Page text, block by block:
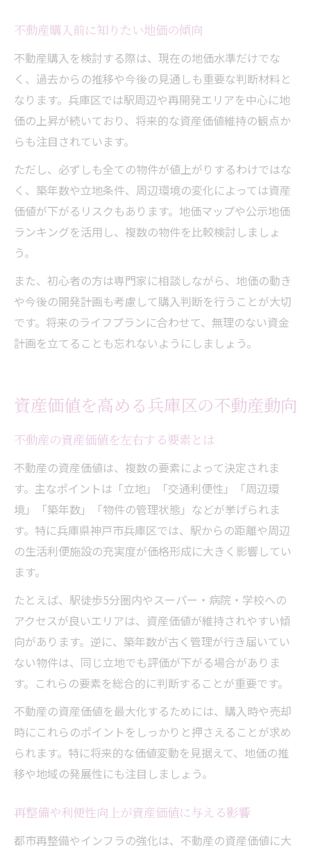
不動産購入前に知りたい地価の傾向
不動産購入を検討する際は、現在の地価水準だけでな
く、過去からの推移や今後の見通しも重要な判断材料と
なります。兵庫区では駅周辺や再開発エリアを中心に地
価の上昇が続いており、将来的な資産価値維持の観点か
らも注目されています。
ただし、必ずしも全ての物件が値上がりするわけではな
く、築年数や立地条件、周辺環境の変化によっては資産
価値が下がるリスクもあります。地価マップや公示地価
ランキングを活用し、複数の物件を比較検討しましょ
う。
また、初心者の方は専門家に相談しながら、地価の動き
や今後の開発計画も考慮して購入判断を行うことが大切
です。将来のライフプランに合わせて、無理のない資金
計画を立てることも忘れないようにしましょう。
資産価値を高める兵庫区の不動産動向
不動産の資産価値を左右する要素とは
不動産の資産価値は、複数の要素によって決定されま
す。主なポイントは「立地」「交通利便性」「周辺環
境」「築年数」「物件の管理状態」などが挙げられま
す。特に兵庫県神戸市兵庫区では、駅からの距離や周辺
の生活利便施設の充実度が価格形成に大きく影響してい
ます。
たとえば、駅徒歩5分圏内やスーパー・病院・学校への
アクセスが良いエリアは、資産価値が維持されやすい傾
向があります。逆に、築年数が古く管理が行き届いてい
ない物件は、同じ立地でも評価が下がる場合がありま
す。これらの要素を総合的に判断することが重要です。
不動産の資産価値を最大化するためには、購入時や売却
時にこれらのポイントをしっかりと押さえることが求め
られます。特に将来的な価値変動を見据えて、地価の推
移や地域の発展性にも注目しましょう。
再整備や利便性向上が資産価値に与える影響
都市再整備やインフラの強化は、不動産の資産価値に大